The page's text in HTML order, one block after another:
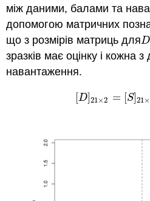
між даними, балами та
допомогою матричних
що з розмірів матриць дляD
D
зразків має оцінку і кожна
навантаження.
D] 21×2 = S]21×
D] 21× 2= S] 21